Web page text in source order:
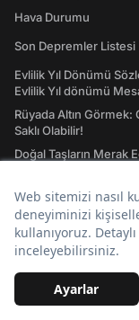
Hava Durumu
Son Depremler Listesi
Evlilik Yıl Dönümü
Evlilik Yıl dönümü
Rüyada Altın
Saklı Olabilir!
Doğal Taşların Merak
Emojilerin Anlamları:
Çok Kullanılan Emojiler
Atasözleri ve
Kullanılan Atasözleri ve
Tavla Diziliş Şekli
ve Oynama Yönleri